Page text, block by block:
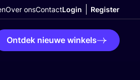
Over onsContactLogin Register
Ontdek nieuwe winkels